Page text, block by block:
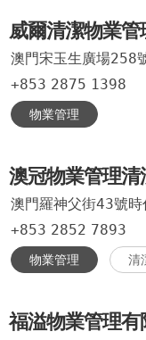
威爾清潔物業管
澳門宋玉生廣場258
+853 2875 1398
物業管理
澳冠物業管理清
澳門羅神父街43號
+853 2852 7893
物業管理 清
福溢物業管理有